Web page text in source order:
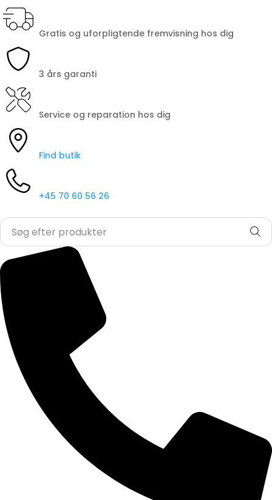
Gratis og uforpligtende fremvisning hos dig
3 års garanti
Service og reparation hos dig
Find butik
+45 70 60 56 26